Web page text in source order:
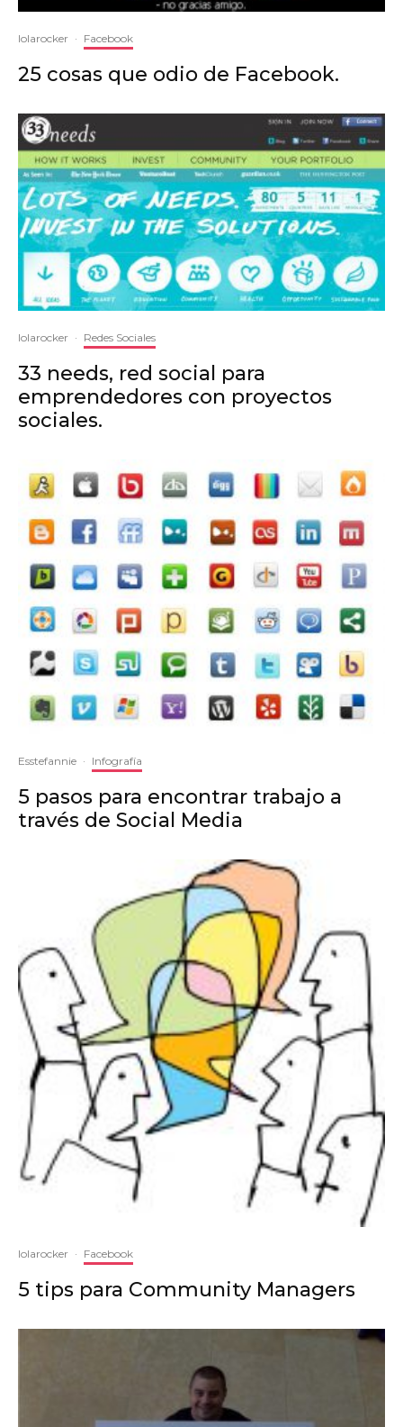
lolarocker · Facebook
25 cosas que odio de Facebook.
lolarocker · Redes Sociales
33 needs, red social para
emprendedores con proyectos
sociales.
Esstefannie · Infografía
5 pasos para encontrar trabajo a
través de Social Media
lolarocker · Facebook
5 tips para Community Managers